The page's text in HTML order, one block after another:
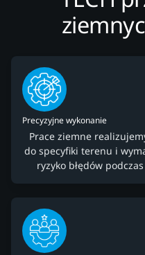
Precyzyjne wykonanie
Prace ziemne
do specyfiki terenu i
ryzyko błędów